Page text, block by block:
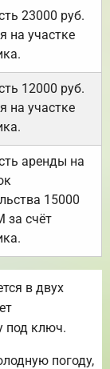
23000 руб.
на участке
12000 руб.
на участке
аренды на
15000
за счёт
в двух
под ключ.
погоду,